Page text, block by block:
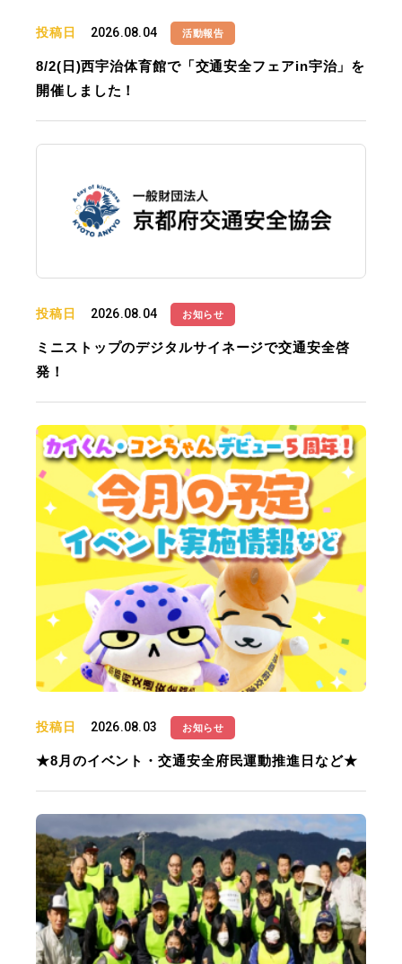
投稿日 2026.08.04 活動報告
8/2(日)西宇治体育館で「交通安全フェアin宇治」を
開催しました！
投稿日 2026.08.04 お知らせ
ミニストップのデジタルサイネージで交通安全啓
発！
投稿日 2026.08.03 お知らせ
★8月のイベント・交通安全府民運動推進日など★